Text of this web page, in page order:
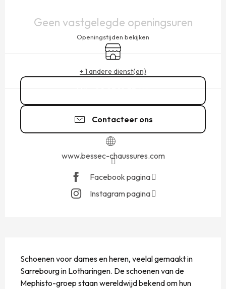
Geen vastgelegde openingsuren
Openingstijden bekijken
Winkel op
+ 1 andere dienst(en)
Contacteer ons
www.bessec-chaussures.com
Facebook pagina
Instagram pagina
Schoenen voor dames en heren, veelal gemaakt in
Sarrebourg in Lotharingen. De schoenen van de
Mephisto-groep staan ​​wereldwijd bekend om hun